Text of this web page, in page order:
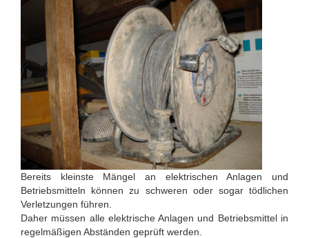
Bereits kleinste Mängel an elektrischen Anlagen und
Betriebsmitteln können zu schweren oder sogar tödlichen
Verletzungen führen.
Daher müssen alle elektrische Anlagen und Betriebsmittel in
regelmäßigen Abständen geprüft werden.